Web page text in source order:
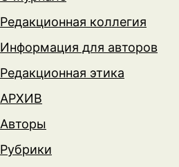
Редакционная коллегия
Информация для авторов
Редакционная этика
АРХИВ
Авторы
Рубрики